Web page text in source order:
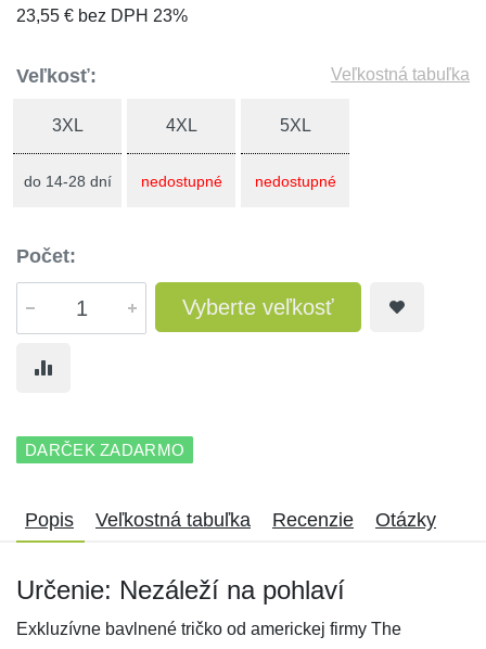
23,55 € bez DPH 23%
Veľkosť: Veľkostná tabuľka
3XL
do 14-28 dní
4XL
nedostupné
5XL
nedostupné
Počet:
Vyberte veľkosť
DARČEK ZADARMO
Popis Veľkostná tabuľka Recenzie Otázky
Určenie: Nezáleží na pohlaví
Exkluzívne bavlnené tričko od americkej firmy The